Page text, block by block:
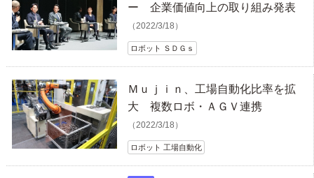
ー 企業価値向上の取り組み発表
（2022/3/18）
ロボット ＳＤＧｓ
Ｍｕｊｉｎ、工場自動化比率を拡
大 複数ロボ・ＡＧＶ連携
（2022/3/18）
ロボット 工場自動化